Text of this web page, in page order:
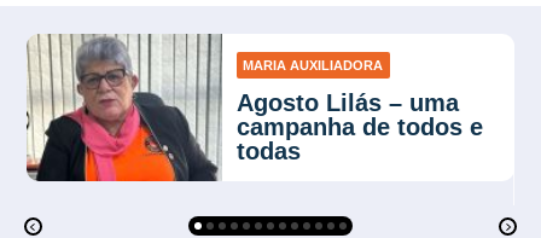
MARIA AUXILIADORA
Agosto Lilás – uma
campanha de todos e
todas